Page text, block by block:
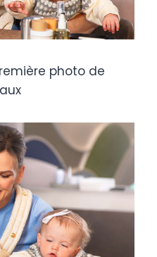
photo de